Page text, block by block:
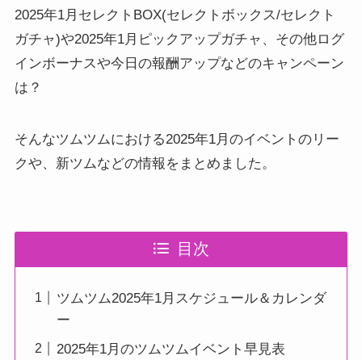
2025年1月セレクトBOX(セレクトボックス/セレクト
ガチャ)や2025年1月ピックアップガチャ、その他ログ
インボーナスや今日の報酬アップなどのキャンペーン
は？
そんなツムツムにおける2025年1月のイベントのリー
クや、新ツムなどの情報をまとめました。
目次
ツムツム2025年1月スケジュール＆カレンダ
ー
2025年1月のツムツムイベント早見表